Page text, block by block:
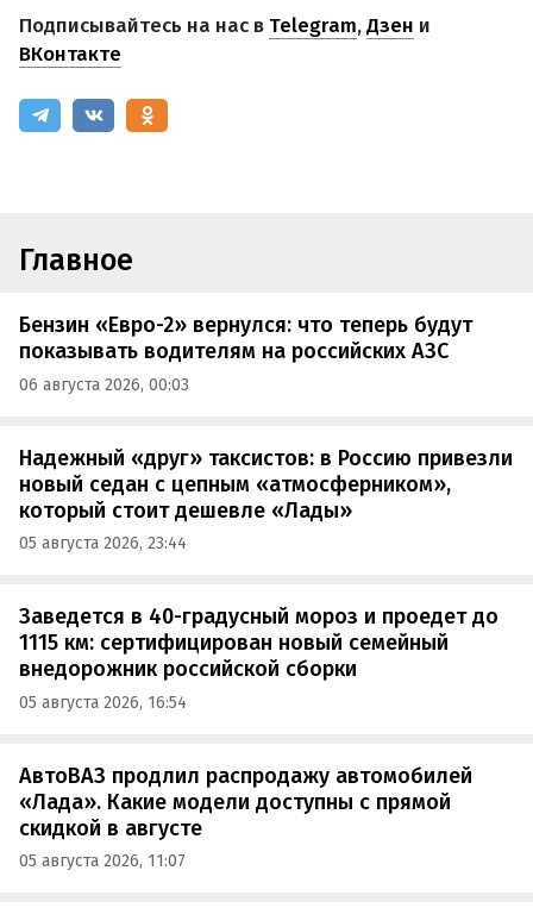
Подписывайтесь на нас в Telegram,Дзен и
ВКонтакте
Главное
Бензин «Евро-2» вернулся: что теперь будут
показывать водителям на российских АЗС
06 августа 2026, 00:03
Надежный «друг» таксистов: в Россию привезли
новый седан с цепным «атмосферником»,
который стоит дешевле «Лады»
05 августа 2026, 23:44
Заведется в 40-градусный мороз и проедет до
1115 км: сертифицирован новый семейный
внедорожник российской сборки
05 августа 2026, 16:54
АвтоВАЗ продлил распродажу автомобилей
«Лада». Какие модели доступны с прямой
скидкой в августе
05 августа 2026, 11:07